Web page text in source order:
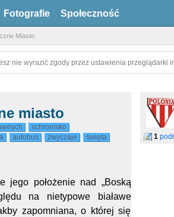
Fotografie Społeczność
Miasto
nie wyrazić zgody przez ustawienia przeglądarki
miasto
schronisko
autobus zwyczaje
święta
jego położenie nad „Boską
na nietypowe białawe
zapomniana, o której się
1